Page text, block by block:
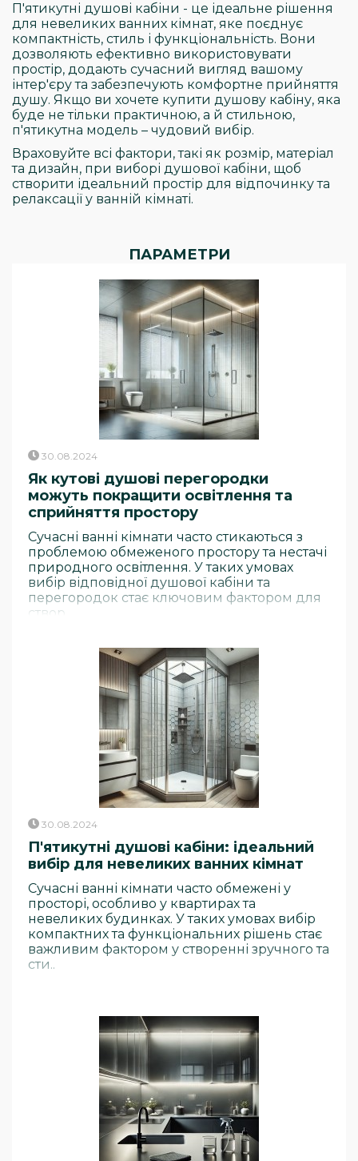
П'ятикутні душові кабіни - це ідеальне рішення
для невеликих ванних кімнат, яке поєднує
компактність, стиль і функціональність. Вони
дозволяють ефективно використовувати
простір, додають сучасний вигляд вашому
інтер'єру та забезпечують комфортне прийняття
душу. Якщо ви хочете купити душову кабіну, яка
буде не тільки практичною, а й стильною,
п'ятикутна модель – чудовий вибір.
Враховуйте всі фактори, такі як розмір, матеріал
та дизайн, при виборі душової кабіни, щоб
створити ідеальний простір для відпочинку та
релаксації у ванній кімнаті.
ПАРАМЕТРИ
30.08.2024
Як кутові душові перегородки
можуть покращити освітлення та
сприйняття простору
Сучасні ванні кімнати часто стикаються з
проблемою обмеженого простору та нестачі
природного освітлення. У таких умовах
вибір відповідної душової кабіни та
перегородок стає ключовим фактором для
створ..
30.08.2024
П'ятикутні душові кабіни: ідеальний
вибір для невеликих ванних кімнат
Сучасні ванні кімнати часто обмежені у
просторі, особливо у квартирах та
невеликих будинках. У таких умовах вибір
компактних та функціональних рішень стає
важливим фактором у створенні зручного та
сти..